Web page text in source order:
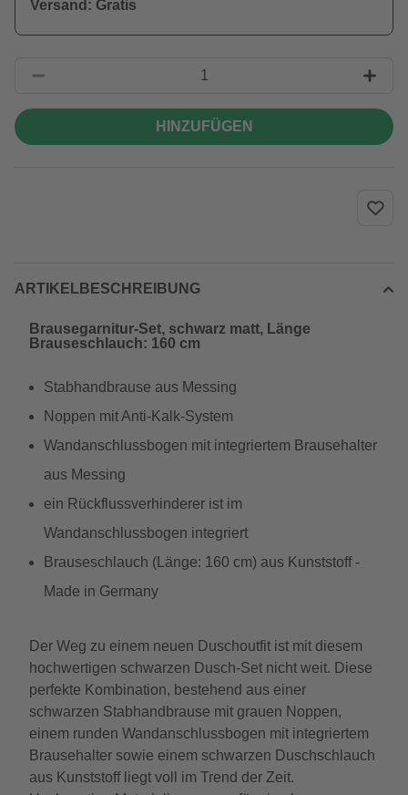
Versand: Gratis
HINZUFÜGEN
ARTIKELBESCHREIBUNG
Brausegarnitur-Set, schwarz matt, Länge
Brauseschlauch: 160 cm
Stabhandbrause aus Messing
Noppen mit Anti-Kalk-System
Wandanschlussbogen mit integriertem Brausehalter
aus Messing
ein Rückflussverhinderer ist im
Wandanschlussbogen integriert
Brauseschlauch (Länge: 160 cm) aus Kunststoff -
Made in Germany
Der Weg zu einem neuen Duschoutfit ist mit diesem
hochwertigen schwarzen Dusch-Set nicht weit. Diese
perfekte Kombination, bestehend aus einer
schwarzen Stabhandbrause mit grauen Noppen,
einem runden Wandanschlussbogen mit integriertem
Brausehalter sowie einem schwarzen Duschschlauch
aus Kunststoff liegt voll im Trend der Zeit.